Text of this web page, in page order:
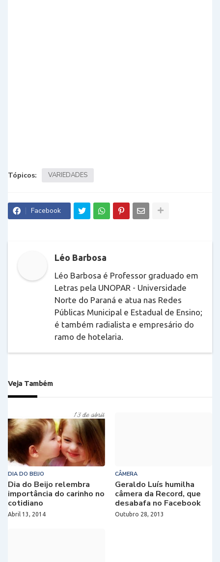
Tópicos: VARIEDADES
Facebook
Léo Barbosa
Léo Barbosa é Professor graduado em
Letras pela UNOPAR - Universidade
Norte do Paraná e atua nas Redes
Públicas Municipal e Estadual de Ensino;
é também radialista e empresário do
ramo de hotelaria.
Veja Também
DIA DO BEIJO
Dia do Beijo relembra
importância do carinho no
cotidiano
Abril 13, 2014
CÂMERA
Geraldo Luís humilha
câmera da Record, que
desabafa no Facebook
Outubro 28, 2013